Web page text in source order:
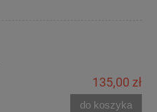
135,00 zł
do koszyka